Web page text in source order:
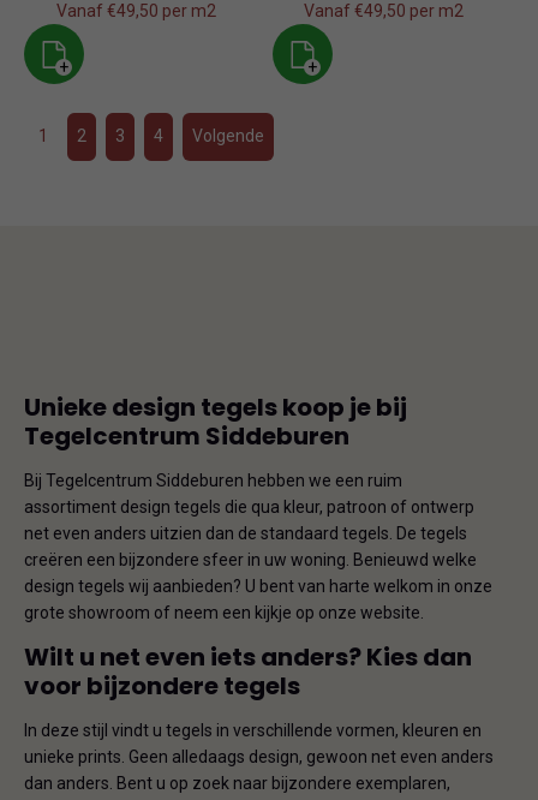
Vanaf €49,50 per m2
+
Vanaf €49,50 per m2
+
1 2 3 4 Volgende
Unieke design tegels koop je bij
Tegelcentrum Siddeburen
Bij Tegelcentrum Siddeburen hebben we een ruim
assortiment design tegels die qua kleur, patroon of ontwerp
net even anders uitzien dan de standaard tegels. De tegels
creëren een bijzondere sfeer in uw woning. Benieuwd welke
design tegels wij aanbieden? U bent van harte welkom in onze
grote showroom of neem een kijkje op onze website.
Wilt u net even iets anders? Kies dan
voor bijzondere tegels
In deze stijl vindt u tegels in verschillende vormen, kleuren en
unieke prints. Geen alledaags design, gewoon net even anders
dan anders. Bent u op zoek naar bijzondere exemplaren,